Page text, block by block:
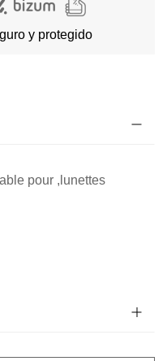
y protegido
pour ,lunettes